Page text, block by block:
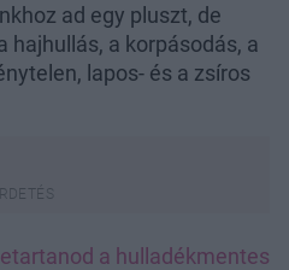
ad egy pluszt, de
hajhullás, a korpásodás, a
lapos- és a zsíros
a hulladékmentes